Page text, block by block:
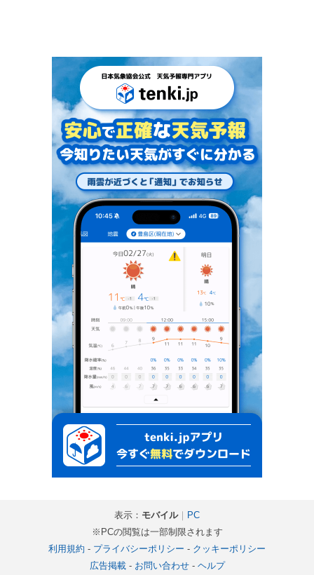
表示： モバイル｜ PC
※PCの閲覧は一部制限されます
利用規約 - プライバシーポリシー - クッキーポリシー
広告掲載- お問い合わせ- ヘルプ